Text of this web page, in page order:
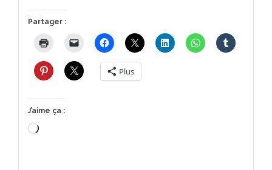
Partager :
Plus
J’aime ça :
Chargement…